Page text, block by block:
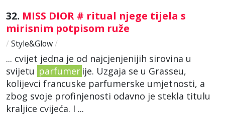
32. MISS DIOR # ritual njege tijela s
mirisnim potpisom ruže
/ Style&Glow/
... cvijet jedna je od najcjenjenijih sirovina u
svijetu parfumer ije. Uzgaja se u Grasseu,
kolijevci francuske parfumerske umjetnosti, a
zbog svoje profinjenosti odavno je stekla titulu
kraljice cvijeća. I ...